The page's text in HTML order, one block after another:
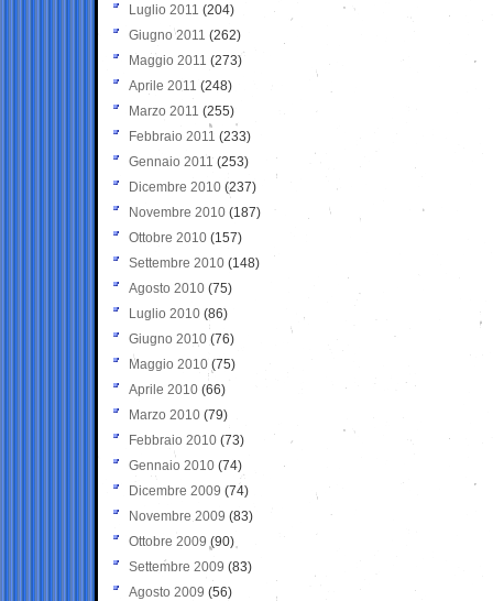
Luglio 2011 (204)
Giugno 2011 (262)
Maggio 2011 (273)
Aprile 2011 (248)
Marzo 2011 (255)
Febbraio 2011 (233)
Gennaio 2011 (253)
Dicembre 2010 (237)
Novembre 2010 (187)
Ottobre 2010 (157)
Settembre 2010 (148)
Agosto 2010 (75)
Luglio 2010 (86)
Giugno 2010 (76)
Maggio 2010 (75)
Aprile 2010 (66)
Marzo 2010 (79)
Febbraio 2010 (73)
Gennaio 2010 (74)
Dicembre 2009 (74)
Novembre 2009 (83)
Ottobre 2009 (90)
Settembre 2009 (83)
Agosto 2009 (56)